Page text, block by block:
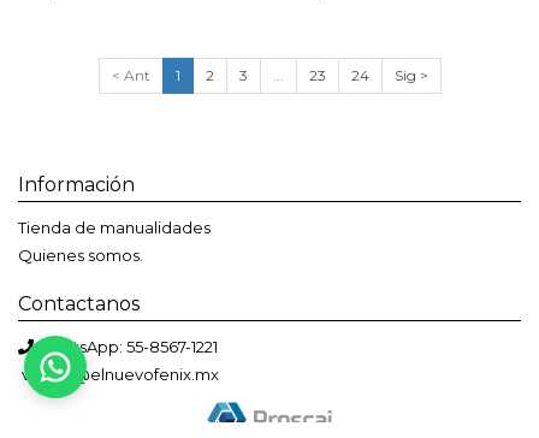
< Ant 1 2 3 ... 23 24 Sig >
Información
Tienda de manualidades
Quienes somos.
Contactanos
WhatsApp: 55-8567-1221
ventas@elnuevofenix.mx
Bienvenido a El Nuevo Fénix
Solemos responder en menos de una hora